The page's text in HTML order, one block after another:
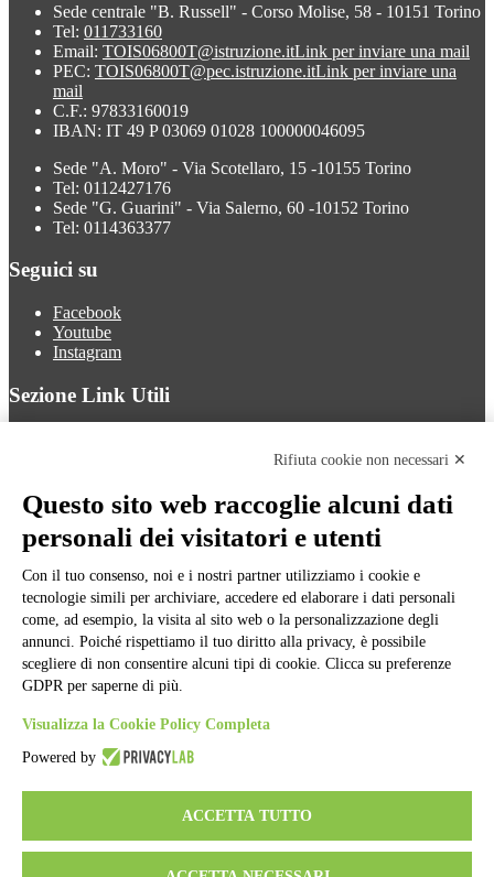
Sede centrale "B. Russell" - Corso Molise, 58 - 10151 Torino
Tel: 011733160
Email: TOIS06800T@istruzione.itLink per inviare una mail
PEC: TOIS06800T@pec.istruzione.itLink per inviare una
mail
C.F.: 97833160019
IBAN: IT 49 P 03069 01028 100000046095
Sede "A. Moro" - Via Scotellaro, 15 -10155 Torino
Tel: 0112427176
Sede "G. Guarini" - Via Salerno, 60 -10152 Torino
Tel: 0114363377
Seguici su
Facebook
Youtube
Instagram
Sezione Link Utili
Ufficio Relazioni con il Pubblico
Dichiarazione di accessibilità
Obiettivi di accessibilità
Gestione consensi cookie
Amministrazione trasparente
Pagina visualizzata
415 volte
Sezione Copyright
Copyright 2026 | Engineered and powered by Gruppo Spaggiari
Parma S.p.A. | Divisione Publishing & New Social Media
Rifiuta cookie non necessari ✕
Questo sito web raccoglie alcuni dati
personali dei visitatori e utenti
Con il tuo consenso, noi e i nostri partner utilizziamo i cookie e
tecnologie simili per archiviare, accedere ed elaborare i dati personali
come, ad esempio, la visita al sito web o la personalizzazione degli
annunci. Poiché rispettiamo il tuo diritto alla privacy, è possibile
scegliere di non consentire alcuni tipi di cookie. Clicca su preferenze
GDPR per saperne di più.
Visualizza la Cookie Policy Completa
Powered by
ACCETTA TUTTO